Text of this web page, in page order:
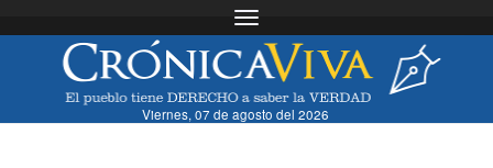
Toggle navigation
Viernes, 07 de agosto del 2026